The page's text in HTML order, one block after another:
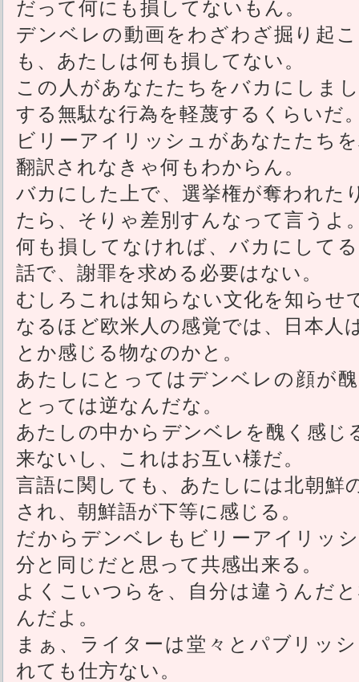
だって何にも損してないもん。
デンベレの動画をわざわざ掘り起
も、あたしは何も損してない。
この人があなたたちをバカにしま
する無駄な行為を軽蔑するくらいだ
ビリーアイリッシュがあなたたち
翻訳されなきゃ何もわからん。
バカにした上で、選挙権が奪われた
たら、そりゃ差別すんなって言うよ
何も損してなければ、バカにして
話で、謝罪を求める必要はない。
むしろこれは知らない文化を知らせ
なるほど欧米人の感覚では、日本人
とか感じる物なのかと。
あたしにとってはデンベレの顔が
とっては逆なんだな。
あたしの中からデンベレを醜く感じ
来ないし、これはお互い様だ。
言語に関しても、あたしには北朝鮮
され、朝鮮語が下等に感じる。
だからデンベレもビリーアイリッ
分と同じだと思って共感出来る。
よくこいつらを、自分は違うんだ
んだよ。
まぁ、ライターは堂々とパブリッ
れても仕方ない。